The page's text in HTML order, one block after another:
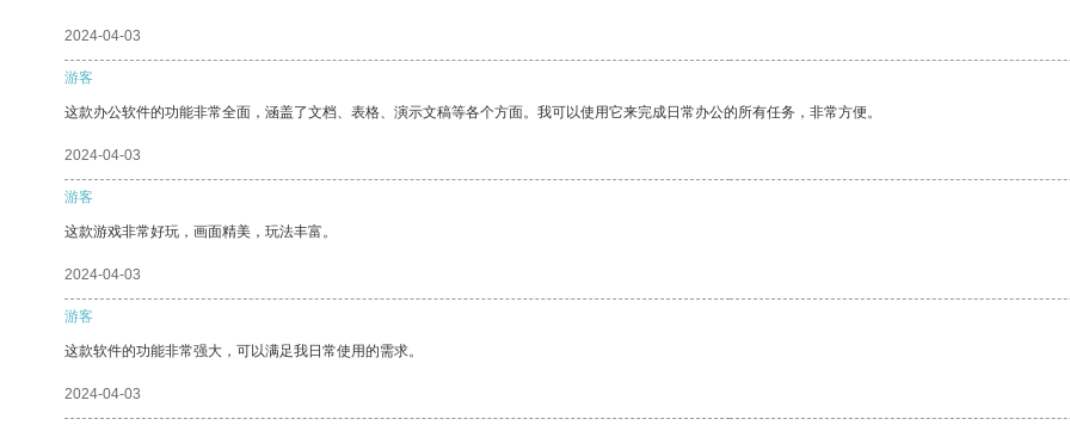
2024-04-03
游客
这款办公软件的功能非常全面，涵盖了文档、表格、演示文稿等各个方面。我可以使用它来完成日常办公的所有任务，非常方便。
2024-04-03
游客
这款游戏非常好玩，画面精美，玩法丰富。
2024-04-03
游客
这款软件的功能非常强大，可以满足我日常使用的需求。
2024-04-03